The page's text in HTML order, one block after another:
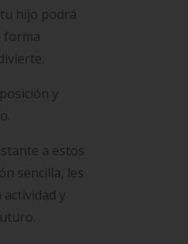
hijo podrá
forma
y
a estos
sencilla, les
y